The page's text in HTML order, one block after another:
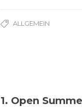
ALLGEMEIN
1. Open